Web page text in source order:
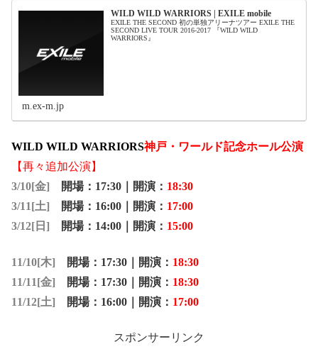
WILD WILD WARRIORS | EXILE mobile
EXILE THE SECOND 初の単独アリーナツアー EXILE THE
SECOND LIVE TOUR 2016-2017 『WILD WILD
WARRIORS』
m.ex-m.jp
WILD WILD WARRIORS神戸・ワールド記念ホール公演
【再々追加公演】
3/10[金] 開場： 17:30 ｜開演： 18:30
3/11[土] 開場： 16:00 ｜開演： 17:00
3/12[日] 開場： 14:00 ｜開演： 15:00
11/10[木] 開場： 17:30 ｜開演： 18:30
11/11[金] 開場： 17:30 ｜開演： 18:30
11/12[土] 開場： 16:00 ｜開演： 17:00
スポンサーリンク